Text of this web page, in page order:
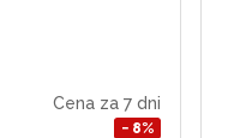
Cena za 7 dni
− 8%